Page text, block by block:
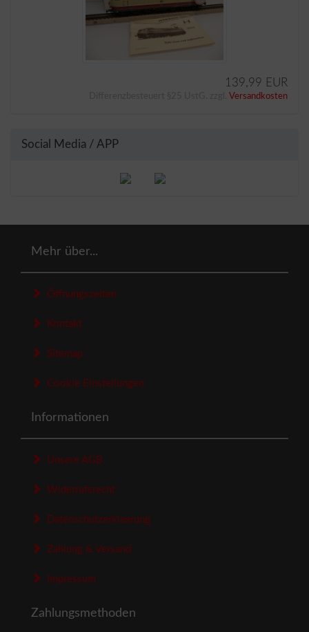
139,99 EUR
Versandkosten
Social Media / APP
Mehr über...
Öffnungszeiten
Kontakt
Sitemap
Cookie Einstellungen
Informationen
Unsere AGB
Widerrufsrecht
Datenschutzerklaerung
Zahlung & Versand
Impressum
Zahlungsmethoden